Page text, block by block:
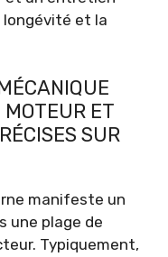
et la
MOTEUR ET
SUR
manifeste un
une plage de
Typiquement,